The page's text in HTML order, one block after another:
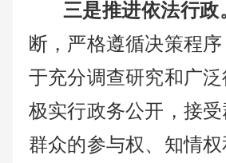
三是推进依法行政
断，严格遵循决策程
于充分调查研究和广
极实行政务公开，接
群众的参与权、知情